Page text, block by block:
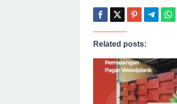
Related posts: